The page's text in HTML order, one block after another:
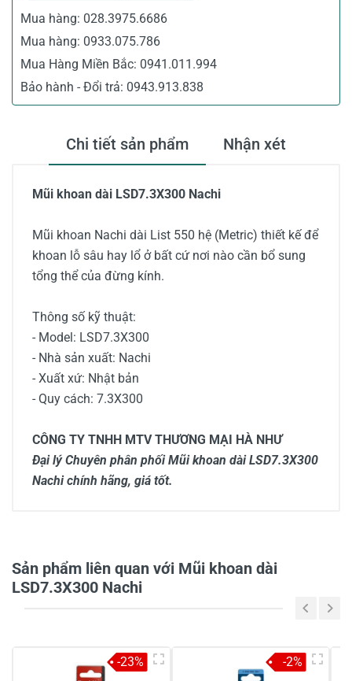
Mua hàng: 028.3975.6686
Mua hàng: 0933.075.786
Mua Hàng Miền Bắc: 0941.011.994
Bảo hành - Đổi trả: 0943.913.838
Chi tiết sản phẩm Nhận xét
Mũi khoan dài LSD7.3X300 Nachi
Mũi khoan Nachi dài List 550 hệ (Metric) thiết kế để
khoan lỗ sâu hay lổ ở bất cứ nơi nào cần bổ sung
tổng thể của đừng kính.
Thông số kỹ thuật:
- Model: LSD7.3X300
- Nhà sản xuất: Nachi
- Xuất xứ: Nhật bản
- Quy cách: 7.3X300
CÔNG TY TNHH MTV THƯƠNG MẠI HÀ NHƯ
Đại lý Chuyên phân phối Mũi khoan dài LSD7.3X300
Nachi chính hãng, giá tốt.
3
-
Sản phẩm liên quan với Mũi khoan dài
LSD7.3X300 Nachi
-23% -2%